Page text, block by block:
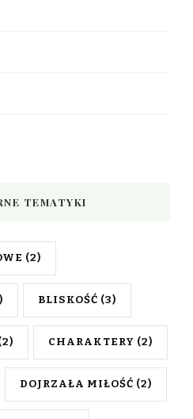
TEMATYKI
(2)
BLISKOŚĆ (3)
CHARAKTERY (2)
DOJRZAŁA MIŁOŚĆ (2)